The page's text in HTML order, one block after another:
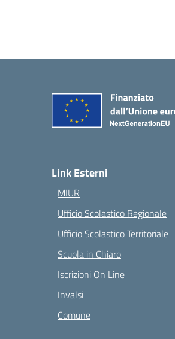
Link Esterni
MIUR
Ufficio Scolastico Regionale
Ufficio Scolastico Territoriale
Scuola in Chiaro
Iscrizioni On Line
Invalsi
Comune